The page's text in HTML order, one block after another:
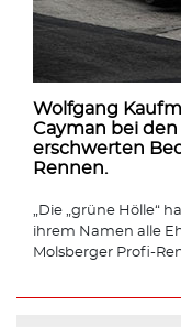
Wolfgang
Cayman bei
erschwerten
Rennen.
„Die „grüne Hölle“
ihrem Namen alle
Molsberger Profi-